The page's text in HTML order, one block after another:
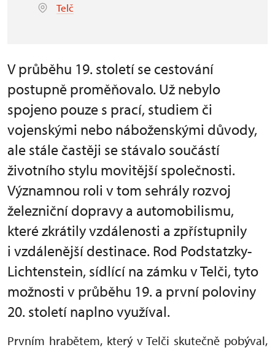
Telč
V průběhu 19. století se cestování
postupně proměňovalo. Už nebylo
spojeno pouze s prací, studiem či
vojenskými nebo náboženskými důvody,
ale stále častěji se stávalo součástí
životního stylu movitější společnosti.
Významnou roli v tom sehrály rozvoj
železniční dopravy a automobilismu,
které zkrátily vzdálenosti a zpřístupnily
i vzdálenější destinace. Rod Podstatzky-
Lichtenstein, sídlící na zámku v Telči, tyto
možnosti v průběhu 19. a první poloviny
20. století naplno využíval.
Prvním hrabětem, který v Telči skutečně pobýval,